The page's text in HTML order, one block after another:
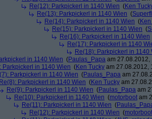
Re(12): Parkpickerl in 1140 Wien (Ken
Re(13): Parkpickerl in 1140 Wien (
Re(14): Parkpickerl in 1140 Wien (
Re(15): Parkpickerl in 1140 Wien (
Re(16): Parkpickerl in 1140 Wien
Re(17): Parkpickerl in 1140
Re(18): Parkpickerl in 1140
in 1140 Wien (Paulas_Papa am 27.08.2012,
Parkpickerl in 1140 Wien (Ken Tucky am 27.08.2012,
Parkpickerl in 1140 Wien (Paulas_Papa am
Re(8): Parkpickerl in 1140 Wien (Ken Tucky am
Re(9): Parkpickerl in 1140 Wien (Paulas_Papa am
Re(10): Parkpickerl in 1140 Wien (motorboot am
Re(11): Parkpickerl in 1140 Wien (
Re(12): Parkpickerl in 1140 Wien (motorboot